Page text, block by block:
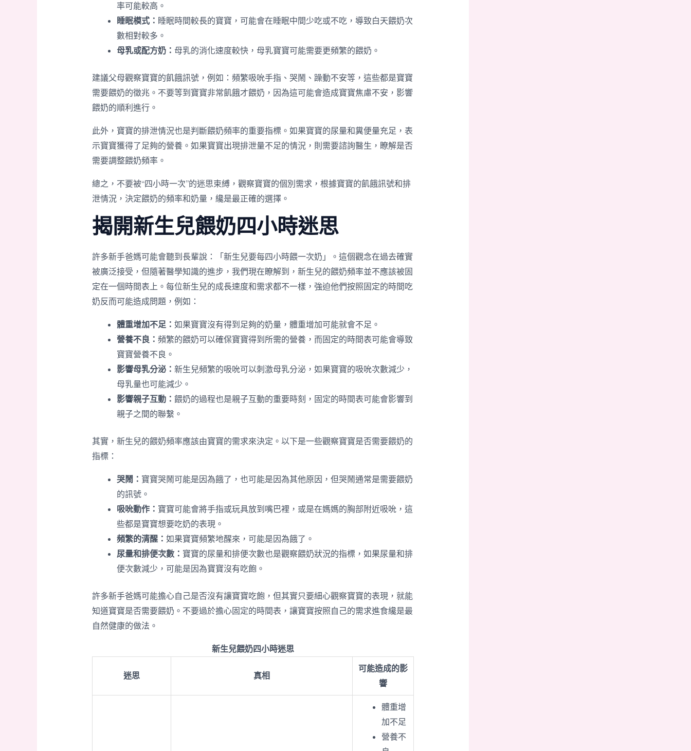
率可能較高。
睡眠模式： 睡眠時間較長的寶寶，可能會在睡眠中間少吃或不吃，導致白天餵奶次
數相對較多。
母乳或配方奶： 母乳的消化速度較快，母乳寶寶可能需要更頻繁的餵奶。
建議父母觀察寶寶的飢餓訊號，例如：頻繁吸吮手指、哭鬧、躁動不安等，這些都是寶寶
需要餵奶的徵兆。不要等到寶寶非常飢餓才餵奶，因為這可能會造成寶寶焦慮不安，影響
餵奶的順利進行。
此外，寶寶的排泄情況也是判斷餵奶頻率的重要指標。如果寶寶的尿量和糞便量充足，表
示寶寶獲得了足夠的營養。如果寶寶出現排泄量不足的情況，則需要諮詢醫生，瞭解是否
需要調整餵奶頻率。
總之，不要被“四小時一次”的迷思束縛，觀察寶寶的個別需求，根據寶寶的飢餓訊號和排
泄情況，決定餵奶的頻率和奶量，纔是最正確的選擇。
揭開新生兒餵奶四小時迷思
許多新手爸媽可能會聽到長輩說：「新生兒要每四小時餵一次奶」。這個觀念在過去確實
被廣泛接受，但隨著醫學知識的進步，我們現在瞭解到，新生兒的餵奶頻率並不應該被固
定在一個時間表上。每位新生兒的成長速度和需求都不一樣，強迫他們按照固定的時間吃
奶反而可能造成問題，例如：
體重增加不足： 如果寶寶沒有得到足夠的奶量，體重增加可能就會不足。
營養不良： 頻繁的餵奶可以確保寶寶得到所需的營養，而固定的時間表可能會導致
寶寶營養不良。
影響母乳分泌： 新生兒頻繁的吸吮可以刺激母乳分泌，如果寶寶的吸吮次數減少，
母乳量也可能減少。
影響親子互動： 餵奶的過程也是親子互動的重要時刻，固定的時間表可能會影響到
親子之間的聯繫。
其實，新生兒的餵奶頻率應該由寶寶的需求來決定。以下是一些觀察寶寶是否需要餵奶的
指標：
哭鬧： 寶寶哭鬧可能是因為餓了，也可能是因為其他原因，但哭鬧通常是需要餵奶
的訊號。
吸吮動作： 寶寶可能會將手指或玩具放到嘴巴裡，或是在媽媽的胸部附近吸吮，這
些都是寶寶想要吃奶的表現。
頻繁的清醒： 如果寶寶頻繁地醒來，可能是因為餓了。
尿量和排便次數： 寶寶的尿量和排便次數也是觀察餵奶狀況的指標，如果尿量和排
便次數減少，可能是因為寶寶沒有吃飽。
許多新手爸媽可能擔心自己是否沒有讓寶寶吃飽，但其實只要細心觀察寶寶的表現，就能
知道寶寶是否需要餵奶。不要過於擔心固定的時間表，讓寶寶按照自己的需求進食纔是最
自然健康的做法。
新生兒餵奶四小時迷思
迷思 真相
可能造成的影
響
體重增
加不足
營養不